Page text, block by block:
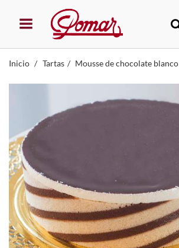
Inicio Tartas Mousse de chocolate blanco